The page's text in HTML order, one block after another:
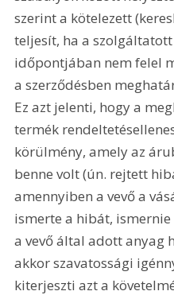
szerint a kötelezett
teljesít, ha a
időpontjában nem felel
a szerződésben
Ez azt jelenti, hogy a
termék
körülmény, amely az
benne volt (ún. rejtett
amennyiben a vevő a
ismerte a hibát,
a vevő által adott anyag
akkor szavatossági
kiterjeszti azt a